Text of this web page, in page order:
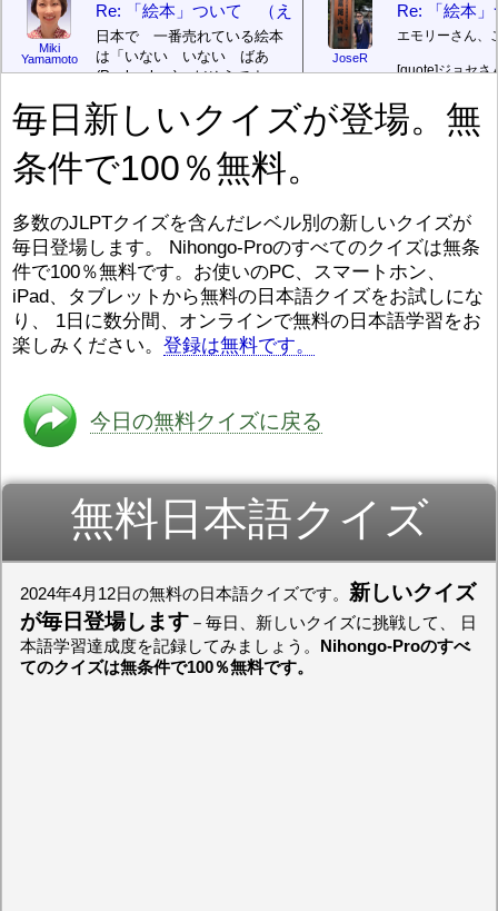
Miki
Yamamoto
Re: 「絵本」ついて （えほん ついて）
日本で 一番売れている絵本
は「いない いない ばあ
(Peek-a-boo)」だそうです。
す。どちらも 1967年に 出
版（しゅっぱん）されまし
た。[/font][/color][/size]絵本はロ
ングセラーがおおいですか
り ありません。「絵本作家
（えほんさっか picture book
author) に なるのは とて
も むずかしいそうです。よ
かったら、このYouTubeを見
てくださいね。 [/font][/color]
[/size]
https://www.youtube.com/watch?
v=psCoMkMOQlY[/color]
JoseR
Re: 「絵本
エモリーさん、
[quote]ジョセさ
まあ、仕事（し
（す）きです
る会社（かいし
と）めています
ん）はあります
び）が慌（あわ
ストレスが溜（
です。結局（け
ログラミングが
く）したくて、
と）、就職（し
してみたいです
（いま）は全力
でお金（かね
いますwww。
[quote] すごいす
うございまし
毎日新しいクイズが登場。無
条件で100％無料。
多数のJLPTクイズを含んだレベル別の新しいクイズが
毎日登場します。 Nihongo-Proのすべてのクイズは無条
件で100％無料です。お使いのPC、スマートホン、
iPad、タブレットから無料の日本語クイズをお試しにな
り、 1日に数分間、オンラインで無料の日本語学習をお
楽しみください。 登録は無料です。
今日の無料クイズに戻る
無料日本語クイズ
2024年4月12日の無料の日本語クイズです。 新しいクイズ
が毎日登場します －毎日、新しいクイズに挑戦して、 日
本語学習達成度を記録してみましょう。 Nihongo-Proのすべ
てのクイズは無条件で100％無料です。